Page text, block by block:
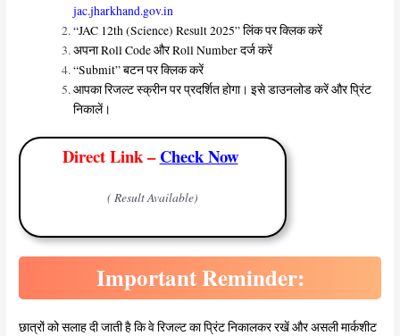
jac.jharkhand.gov.in
“JAC 12th (Science) Result 2025” लिंक पर क्लिक करें
अपना Roll Code और Roll Number दर्ज करें
“Submit” बटन पर क्लिक करें
आपका रिजल्ट स्क्रीन पर प्रदर्शित होगा। इसे डाउनलोड करें और प्रिंट
निकालें।
Direct Link –Check Now
( Result Available)
Important Reminder:
छात्रों को सलाह दी जाती है कि वे रिजल्ट का प्रिंट निकालकर रखें और असली मार्कशीट